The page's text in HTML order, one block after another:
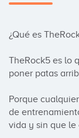
¿Qué es
TheRock5 es lo
poner patas
Porque
de
vida y sin que le